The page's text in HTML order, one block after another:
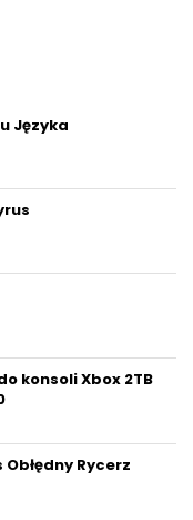
Języka
konsoli Xbox 2TB
Rycerz